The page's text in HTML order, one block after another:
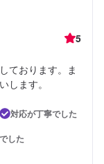
5
ております。ま
します。
対応が丁寧でした
した